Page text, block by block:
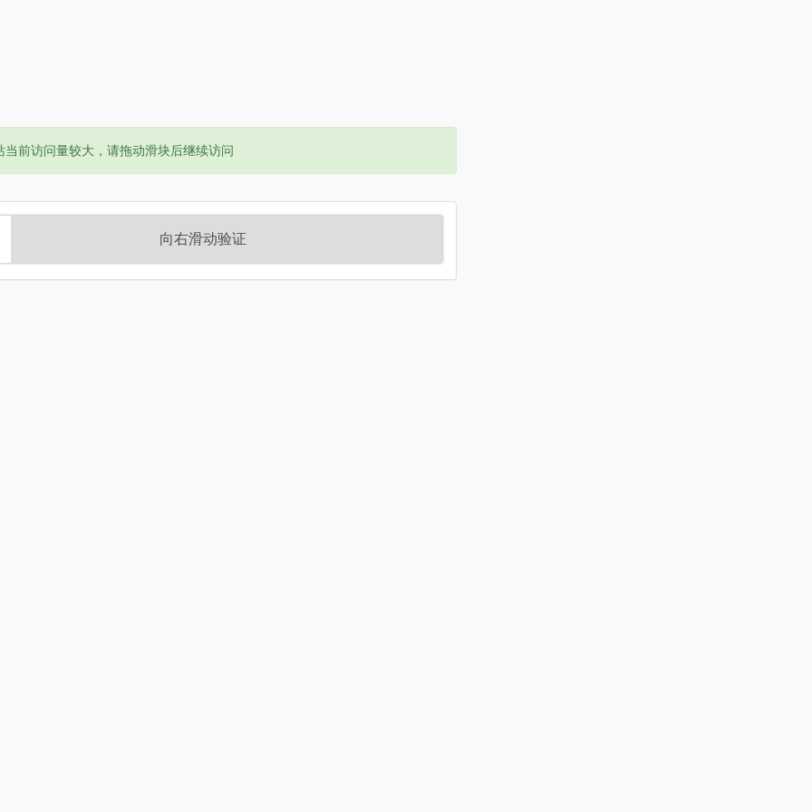
当前访问量较大，请拖动滑块后继续访问
向右滑动验证